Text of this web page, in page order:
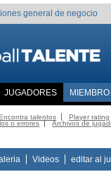
general de negocio
JUGADORES MIEMBRO
talentos Player rating
o errores Archivos de
Videos editar al